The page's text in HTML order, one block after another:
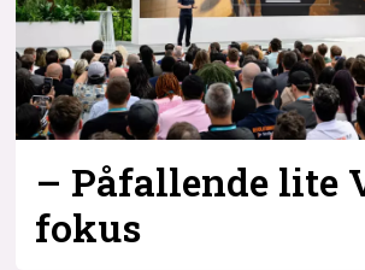
– Påfallende lite
fokus